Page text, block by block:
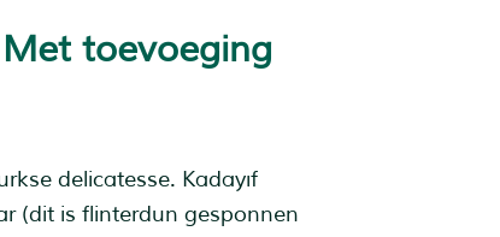
Met toevoeging
delicatesse. Kadayıf
(dit is flinterdun gesponnen